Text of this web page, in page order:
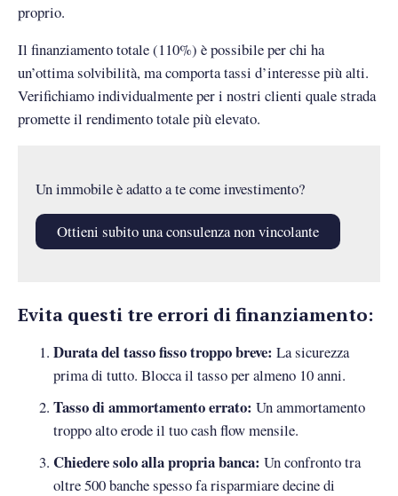
proprio.
Il finanziamento totale (110%) è possibile per chi ha
un’ottima solvibilità, ma comporta tassi d’interesse più alti.
Verifichiamo individualmente per i nostri clienti quale strada
promette il rendimento totale più elevato.
Un immobile è adatto a te come investimento?
Ottieni subito una consulenza non vincolante
Evita questi tre errori di finanziamento:
Durata del tasso fisso troppo breve: La sicurezza
prima di tutto. Blocca il tasso per almeno 10 anni.
Tasso di ammortamento errato: Un ammortamento
troppo alto erode il tuo cash flow mensile.
Chiedere solo alla propria banca: Un confronto tra
oltre 500 banche spesso fa risparmiare decine di